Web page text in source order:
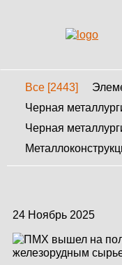
Все [2443]
Черная
Черная
24 Ноябрь 2025